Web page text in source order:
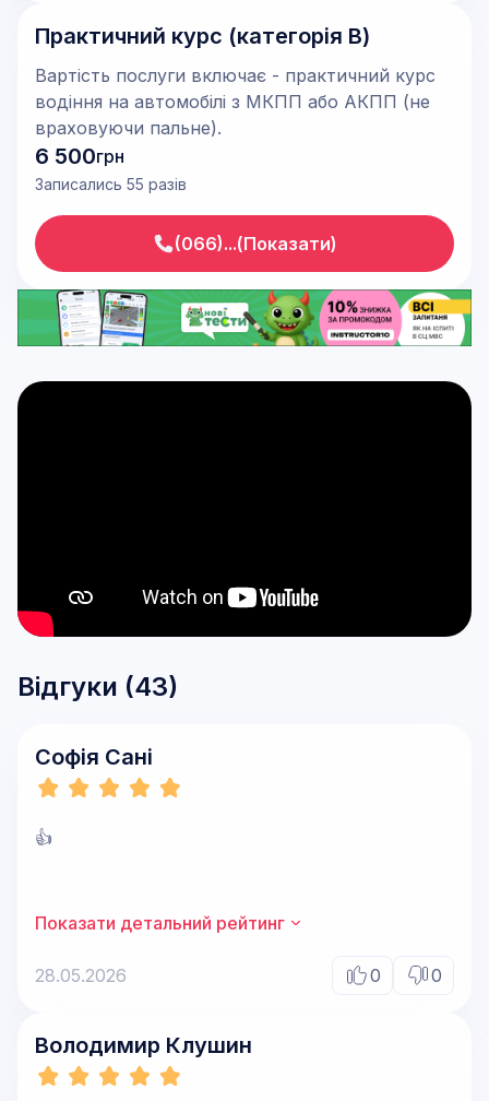
Практичний курс (категорія В)
Вартість послуги включає - практичний курс
водіння на автомобілі з МКПП або АКПП (не
враховуючи пальне).
6 500грн
Записались 55 разів
(066)...(Показати)
Відгуки (43)
Софія Сані
👍
Показати детальний рейтинг
28.05.2026 0 0
Володимир Клушин